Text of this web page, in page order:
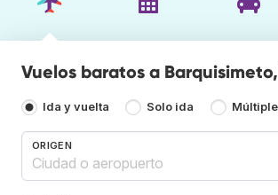
Vuelos baratos a
Ida y vuelta Solo ida
ORIGEN